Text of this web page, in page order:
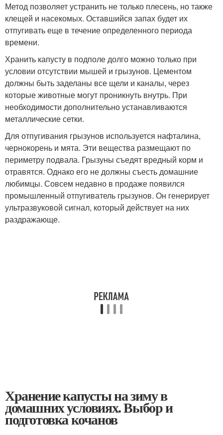
Метод позволяет устранить не только плесень, но также
клещей и насекомых. Оставшийся запах будет их
отпугивать еще в течение определенного периода
времени.
Хранить капусту в подполе долго можно только при
условии отсутствии мышей и грызунов. Цементом
должны быть заделаны все щели и каналы, через
которые животные могут проникнуть внутрь. При
необходимости дополнительно устанавливаются
металлические сетки.
Для отпугивания грызунов используется нафталина,
чернокорень и мята. Эти вещества размещают по
периметру подвала. Грызуны съедят вредный корм и
отравятся. Однако его не должны съесть домашние
любимцы. Совсем недавно в продаже появился
промышленный отпугиватель грызунов. Он генерирует
ультразвуковой сигнал, который действует на них
раздражающе.
Хранение капусты на зиму в
домашних условиях. Выбор и
подготовка кочанов